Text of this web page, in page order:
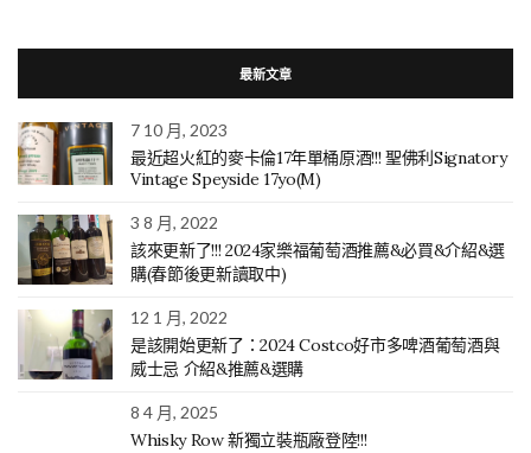
最新文章
7 10 月, 2023
最近超火紅的麥卡倫17年單桶原酒!!! 聖佛利Signatory
Vintage Speyside 17yo(M)
3 8 月, 2022
該來更新了!!! 2024家樂福葡萄酒推薦&必買&介紹&選
購(春節後更新讀取中)
12 1 月, 2022
是該開始更新了：2024 Costco好市多啤酒葡萄酒與
威士忌 介紹&推薦&選購
8 4 月, 2025
Whisky Row 新獨立裝瓶廠登陸!!!